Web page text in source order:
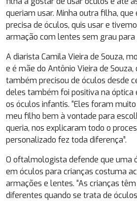
queriam usar. Minha outra filha, que
precisa de óculos, quis usar e
armação com lentes sem grau para
A diarista Camila Vieira de Souza,
e é mãe do Antônio Vieira de Souza,
também precisou de óculos desde
deles também foi positiva na óptica
os óculos infantis. “Eles foram
meu filho bem à vontade para
queria, nos explicaram todo o
personalizado fez toda diferença”.
O oftalmologista defende que uma
em óculos para crianças costuma
armações e lentes. “As crianças
diferentes quando se trata de